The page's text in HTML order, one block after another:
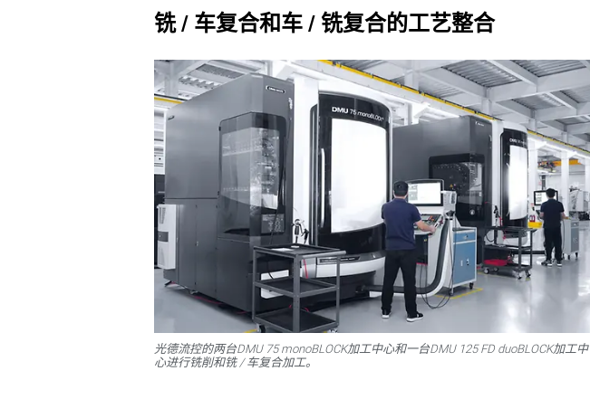
铣 / 车复合和车 / 铣复合的工艺整合
光德流控的两台DMU 75 monoBLOCK加工中心和一台DMU 125 FD duoBLOCK加工中
心进行铣削和铣 / 车复合加工。